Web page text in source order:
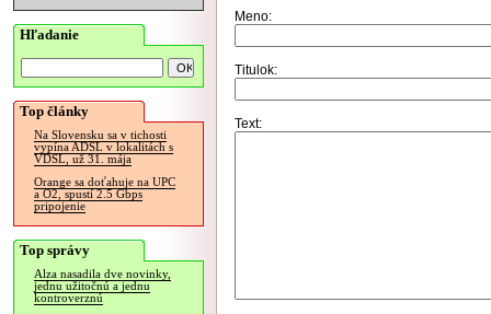
Hľadanie
Top články
Na Slovensku sa v tichosti
vypína ADSL v lokalitách s
VDSL, už 31. mája
Orange sa doťahuje na UPC
a O2, spustí 2.5 Gbps
pripojenie
Top správy
Alza nasadila dve novinky,
jednu užitočnú a jednu
kontroverznú
Meno:
Titulok:
Text: